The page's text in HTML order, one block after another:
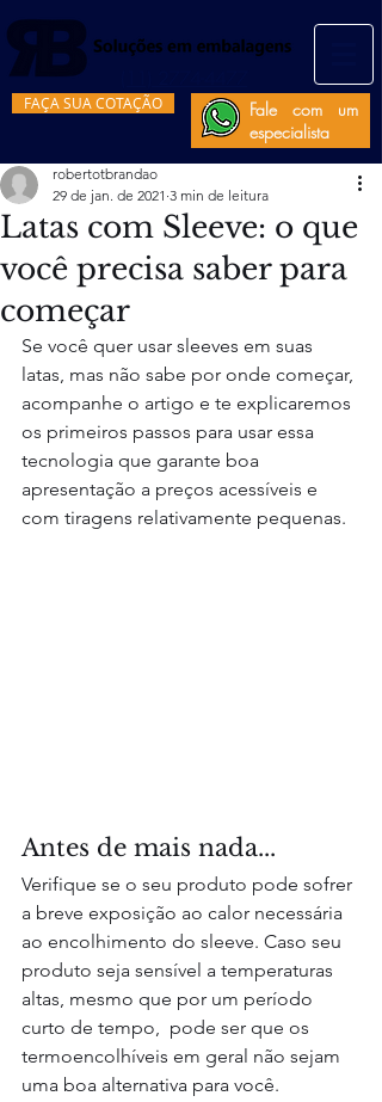
FAÇA SUA COTAÇÃO
Fale com um
especialista
Latas com Sleeve: o que
você precisa saber para
começar
robertotbrandao
29 de jan. de 2021 3 min de leitura
Se você quer usar sleeves em suas
latas, mas não sabe por onde começar,
acompanhe o artigo e te explicaremos
os primeiros passos para usar essa
tecnologia que garante boa
apresentação a preços acessíveis e
com tiragens relativamente pequenas.
Antes de mais nada...
Verifique se o seu produto pode sofrer
a breve exposição ao calor necessária
ao encolhimento do sleeve. Caso seu
produto seja sensível a temperaturas
altas, mesmo que por um período
curto de tempo,  pode ser que os
termoencolhíveis em geral não sejam
uma boa alternativa para você.